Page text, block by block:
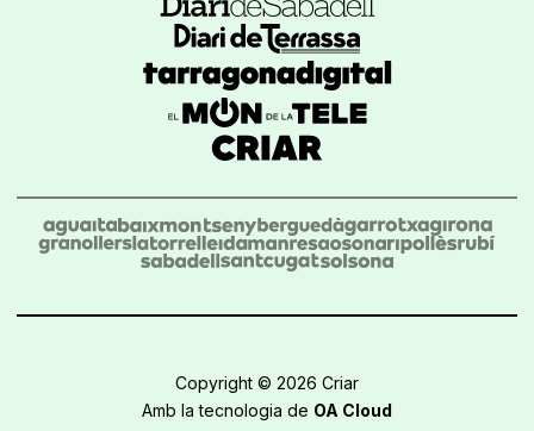
Copyright © 2026 Criar
Amb la tecnologia de OA Cloud